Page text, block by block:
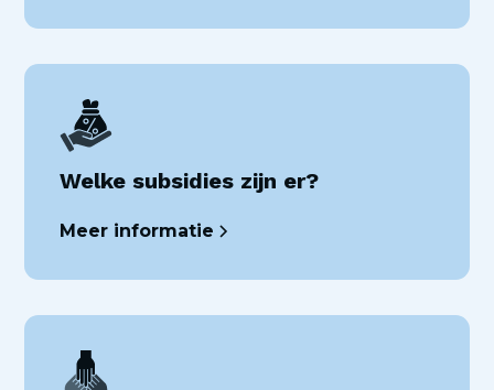
Welke subsidies zijn er?
Meer informatie